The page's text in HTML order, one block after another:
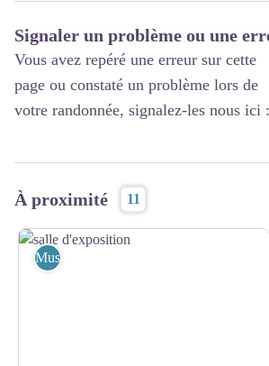
Signaler un problème ou une
Vous avez repéré une erreur sur cette
page ou constaté un problème lors de
votre randonnée, signalez-les nous ici :
À proximité 11
Musée